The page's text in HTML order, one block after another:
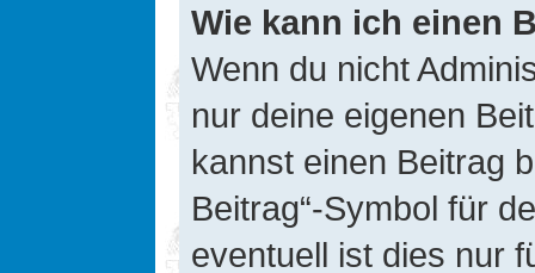
Wie kann ich einen
Wenn du nicht
nur deine eigenen
kannst einen Beitrag
Beitrag“-Symbol für
eventuell ist dies nur